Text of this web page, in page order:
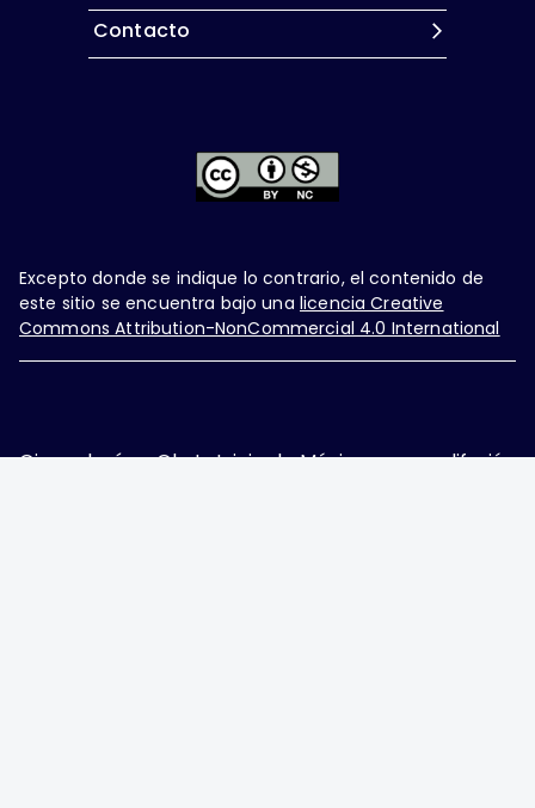
Contacto
Excepto donde se indique lo contrario, el contenido de
este sitio se encuentra bajo una licencia Creative
Commons Attribution-NonCommercial 4.0 International
Ginecología y Obstetricia de México, es una difusión